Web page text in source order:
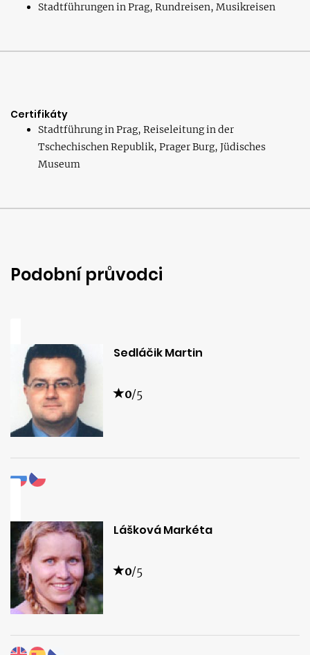
Stadtführungen in Prag, Rundreisen, Musikreisen
Certifikáty
Stadtführung in Prag, Reiseleitung in der
Tschechischen Republik, Prager Burg, Jüdisches
Museum
Podobní průvodci
Sedláčik Martin
0/5
Lášková Markéta
0/5